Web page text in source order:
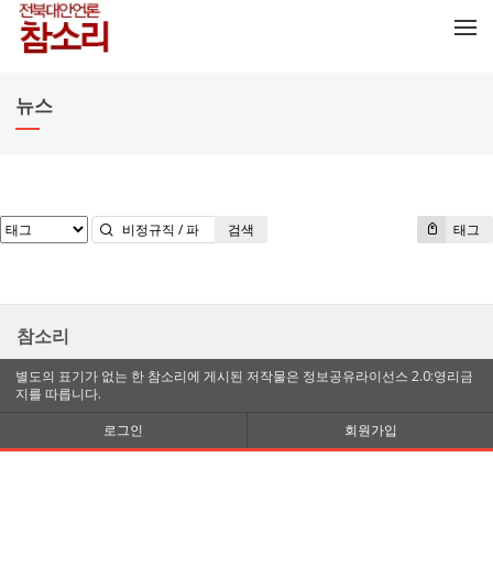
뉴스
태그
검색
참소리
별도의 표기가 없는 한 참소리에 게시된 저작물은 정보공유라이선스 2.0:영리금
지를 따릅니다.
로그인
회원가입